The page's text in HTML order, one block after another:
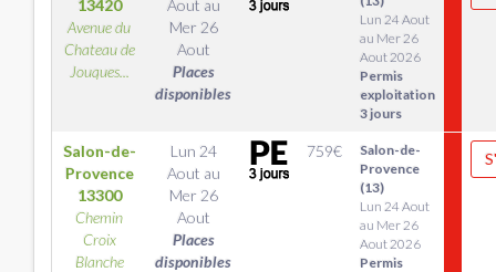
13420
Avenue du
Chateau de
Jouques...
Aout au
Mer 26
Aout
Places
disponibles
Lun 24 Aout
au Mer 26
Aout 2026
Permis
exploitation
3 jours
Salon-de-
Provence
13300
Chemin
Croix
Blanche
Lun 24
Aout au
Mer 26
Aout
Places
disponibles
759€
Salon-de-
Provence
(13)
Lun 24 Aout
au Mer 26
Aout 2026
Permis